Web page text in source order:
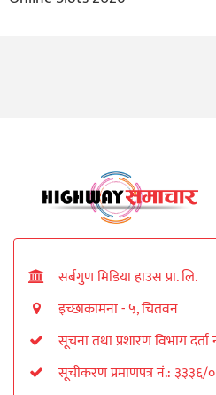
सर्बगुण मिडिया हाउस प्रा. लि.
इच्छाकामना - ५, चितवन
सूचना तथा प्रशारण विभाग
सूचीकरण प्रमाणपत्र नं.: ३३३६/